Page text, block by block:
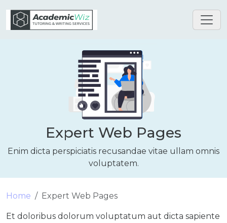
Expert Web Pages
Enim dicta perspiciatis recusandae vitae ullam omnis
voluptatem.
Home Expert Web Pages
Et doloribus dolorum voluptatum aut dicta sapiente